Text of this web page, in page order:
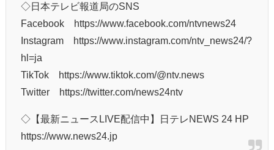
◇日本テレビ報道局のSNS
Facebook https://www.facebook.com/ntvnews24
Instagram https://www.instagram.com/ntv_news24/?
hl=ja
TikTok https://www.tiktok.com/@ntv.news
Twitter https://twitter.com/news24ntv
◇【最新ニュースLIVE配信中】日テレNEWS 24 HP
https://www.news24.jp